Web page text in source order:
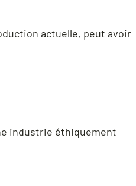
actuelle, peut avoir
industrie éthiquement